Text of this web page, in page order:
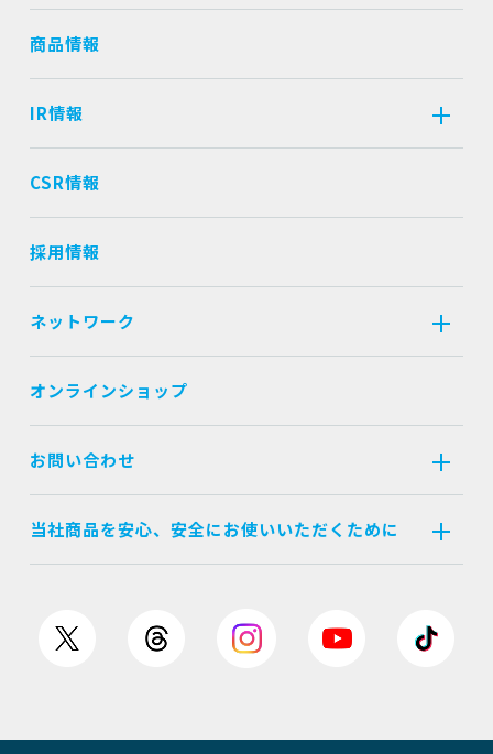
商品情報
IR情報
CSR情報
採用情報
ネットワーク
オンラインショップ
お問い合わせ
当社商品を安心、安全にお使いいただくために